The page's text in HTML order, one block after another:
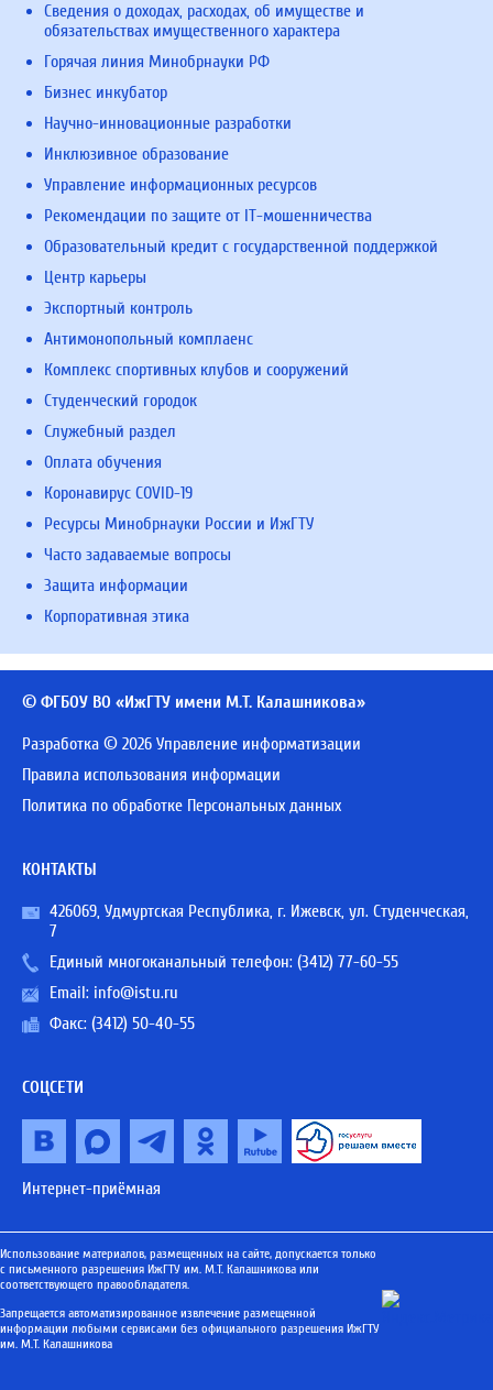
Сведения о доходах, расходах, об имуществе и
обязательствах имущественного характера
Горячая линия Минобрнауки РФ
Бизнес инкубатор
Научно-инновационные разработки
Инклюзивное образование
Управление информационных ресурсов
Рекомендации по защите от IT-мошенничества
Образовательный кредит с государственной поддержкой
Центр карьеры
Экспортный контроль
Антимонопольный комплаенс
Комплекс спортивных клубов и сооружений
Студенческий городок
Служебный раздел
Оплата обучения
Коронавирус COVID-19
Ресурсы Минобрнауки России и ИжГТУ
Часто задаваемые вопросы
Защита информации
Корпоративная этика
© ФГБОУ ВО «ИжГТУ имени М.Т. Калашникова»
Разработка © 2026 Управление информатизации
Правила использования информации
Политика по обработке Персональных данных
КОНТАКТЫ
426069, Удмуртская Республика, г. Ижевск, ул. Студенческая,
7
Единый многоканальный телефон: (3412) 77-60-55
Email: info@istu.ru
Факс: (3412) 50-40-55
СОЦСЕТИ
Интернет-приёмная
Использование материалов, размещенных на сайте, допускается только
с письменного разрешения ИжГТУ им. М.Т. Калашникова или
соответствующего правообладателя.
Запрещается автоматизированное извлечение размещенной
информации любыми сервисами без официального разрешения ИжГТУ
им. М.Т. Калашникова